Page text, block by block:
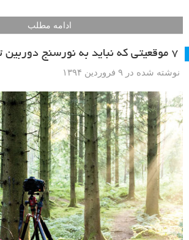
اولین گام برای داشتن نوردهی بهتر، درک چگونگی
برای تفسیر صحنه‌ها می‌باشد. در این مطلب لنزک
اختیارتان قرار دهیم تا در مواقع لزوم از آنها استفاده
ادامه مطلب
۷ موقعیتی که نباید به نورسنج دوربین توجه کنید